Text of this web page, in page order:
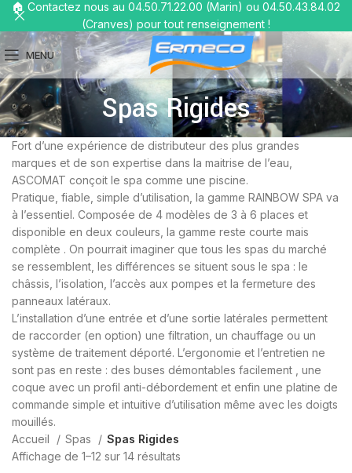
MENU
Spas Rigides
Fort d’une expérience de distributeur des plus grandes
marques et de son expertise dans la maitrise de l’eau,
ASCOMAT conçoit le spa comme une piscine.
Pratique, fiable, simple d’utilisation, la gamme RAINBOW SPA va
à l’essentiel. Composée de 4 modèles de 3 à 6 places et
disponible en deux couleurs, la gamme reste courte mais
complète . On pourrait imaginer que tous les spas du marché
se ressemblent, les différences se situent sous le spa : le
châssis, l’isolation, l’accès aux pompes et la fermeture des
panneaux latéraux.
L’installation d’une entrée et d’une sortie latérales permettent
de raccorder (en option) une filtration, un chauffage ou un
système de traitement déporté. L’ergonomie et l’entretien ne
sont pas en reste : des buses démontables facilement , une
coque avec un profil anti-débordement et enfin une platine de
commande simple et intuitive d’utilisation même avec les doigts
mouillés.
Accueil
Spas
Spas Rigides
Affichage de 1–12 sur 14 résultats
🏠 Contactez nous au 04.50.71.22.00 (Marin) ou 04.50.43.84.02
(Cranves) pour tout renseignement !